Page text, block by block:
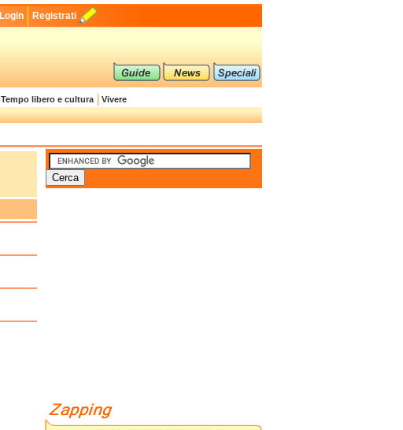
Login Registrati
Tempo libero e cultura Vivere